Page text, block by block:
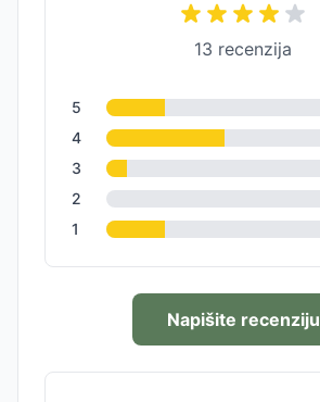
13 recenzija
5
4
3
2
1
Napišite recenziju